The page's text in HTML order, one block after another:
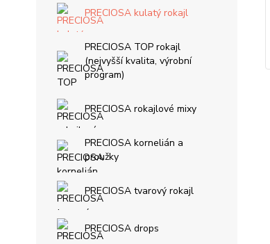
PRECIOSA kulatý rokajl
PRECIOSA TOP rokajl
(nejvyšší kvalita, výrobní
program)
PRECIOSA rokajlové mixy
PRECIOSA kornelián a
proužky
PRECIOSA tvarový rokajl
PRECIOSA drops